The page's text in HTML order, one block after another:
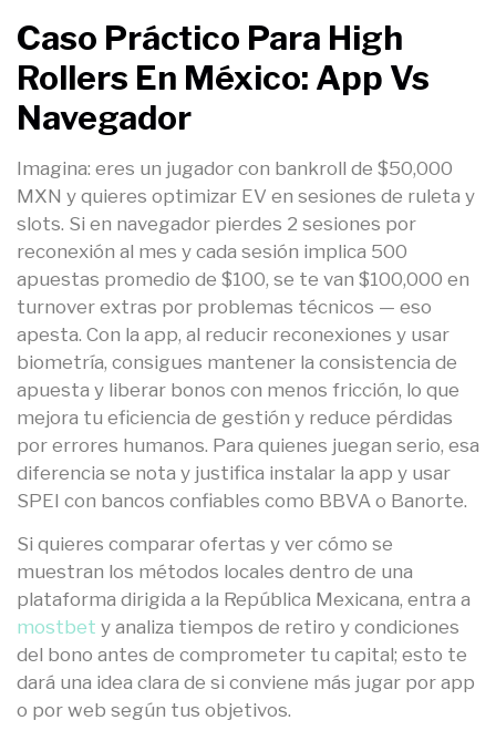
Caso Práctico Para High
Rollers En México: App Vs
Navegador
Imagina: eres un jugador con bankroll de $50,000
MXN y quieres optimizar EV en sesiones de ruleta y
slots. Si en navegador pierdes 2 sesiones por
reconexión al mes y cada sesión implica 500
apuestas promedio de $100, se te van $100,000 en
turnover extras por problemas técnicos — eso
apesta. Con la app, al reducir reconexiones y usar
biometría, consigues mantener la consistencia de
apuesta y liberar bonos con menos fricción, lo que
mejora tu eficiencia de gestión y reduce pérdidas
por errores humanos. Para quienes juegan serio, esa
diferencia se nota y justifica instalar la app y usar
SPEI con bancos confiables como BBVA o Banorte.
Si quieres comparar ofertas y ver cómo se
muestran los métodos locales dentro de una
plataforma dirigida a la República Mexicana, entra a
mostbet y analiza tiempos de retiro y condiciones
del bono antes de comprometer tu capital; esto te
dará una idea clara de si conviene más jugar por app
o por web según tus objetivos.